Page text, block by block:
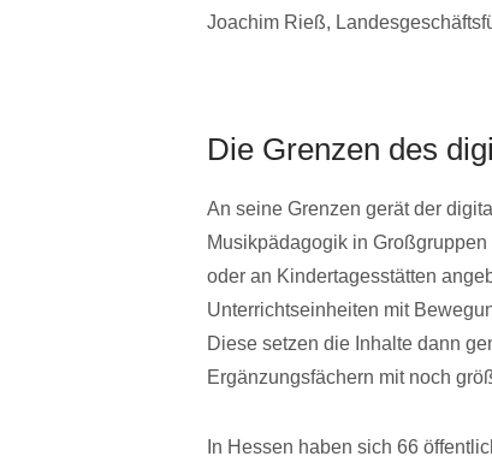
Joachim Rieß,
Die Grenzen des
An seine Grenzen gerät der
Musikpädagogik in
oder an Kindertagesstätten
Unterrichtseinheiten mit
Diese setzen die Inhalte dann
Ergänzungsfächern mit noch
In Hessen haben sich 66